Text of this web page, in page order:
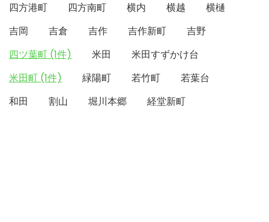
四方港町
四方南町 横内 横越
横樋
吉岡
吉倉 吉作 吉作新町
吉野
四ツ葉町 (1件)
米田
米田すずかけ台
米田町 (1件)
緑陽町 若竹町
若葉台
和田
割山 堀川本郷 経堂新町